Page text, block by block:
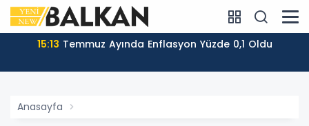
15:13 Temmuz Ayında Enflasyon Yüzde 0,1 Oldu
Anasayfa